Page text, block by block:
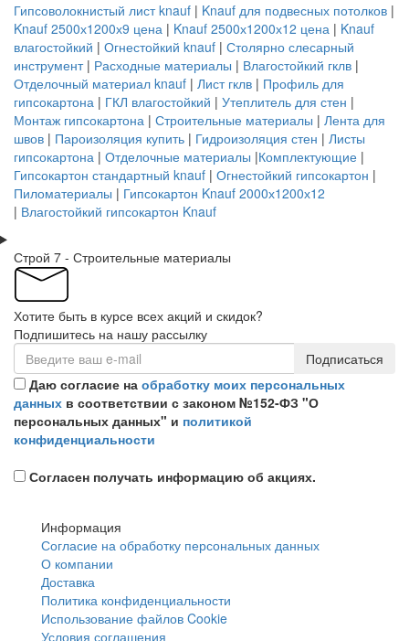
Гипсоволокнистый лист knauf | Knauf для подвесных потолков |
Knauf 2500х1200х9 цена | Knauf 2500х1200х12 цена | Knauf
влагостойкий | Огнестойкий knauf | Столярно слесарный
инструмент| Расходные материалы | Влагостойкий гклв |
Отделочный материал knauf | Лист гклв | Профиль для
гипсокартона | ГКЛ влагостойкий | Утеплитель для стен |
Монтаж гипсокартона | Строительные материалы | Лента для
швов | Пароизоляция купить | Гидроизоляция стен | Листы
гипсокартона | Отделочные материалы |Комплектующие |
Гипсокартон стандартный knauf | Огнестойкий гипсокартон |
Пиломатериалы | Гипсокартон Knauf 2000х1200х12
| Влагостойкий гипсокартон Knauf
Строй 7 - Строительные материалы
Хотите быть в курсе всех акций и скидок?
Подпишитесь на нашу рассылку
Подписаться
Даю согласие на обработку моих персональных
данных в соответствии с законом №152-ФЗ "О
персональных данных" и политикой
конфиденциальности
Согласен получать информацию об акциях.
Информация
Согласие на обработку персональных данных
О компании
Доставка
Политика конфиденциальности
Использование файлов Cookie
Условия соглашения